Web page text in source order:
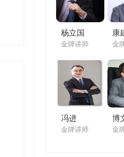
杨立国
金牌讲师
康
金
冯进
金牌讲师
博
金